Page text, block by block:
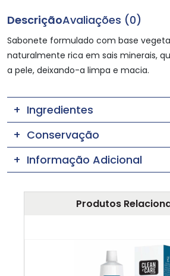
DescriçãoAvaliações (0)
Sabonete formulado com base
naturalmente rica em sais minerais,
a pele, deixando-a limpa e macia.
Ingredientes
Conservação
Informação Adicional
Produtos